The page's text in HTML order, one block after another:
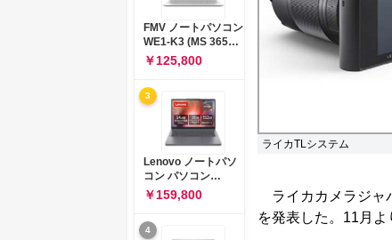
ライカTLシステム
ライカカメラジャ
を発表した。11月よ
2024搭載 WPS
Office搭載 カメラシ
ャッター 指紋認証 薄
型 Copilotキー搭載
ナチュラルシルバー
FMV ノートパソコン
WE1-K3 (MS 365
Personal/Copilotキ
ー搭載/Win 11/15.6
型/Core
i5/16GB/SSD
512GB/ホワイト)
FMVWK3E15W_AZ
￥125,800
3
Lenovo ノートパソ
コン パソコン
IdeaPad Slim 3 14.0
インチ AMD
Ryzen™ 5 8640HS
メモリ16GB
￥159,800
4